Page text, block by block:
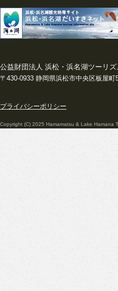
公益財団法人 浜松・浜名湖ツーリ
〒430-0933 静岡県浜松市中央区板屋
プライバシーポリシー
Copyright (C) 2025 Hamamatsu & Lake Hamana